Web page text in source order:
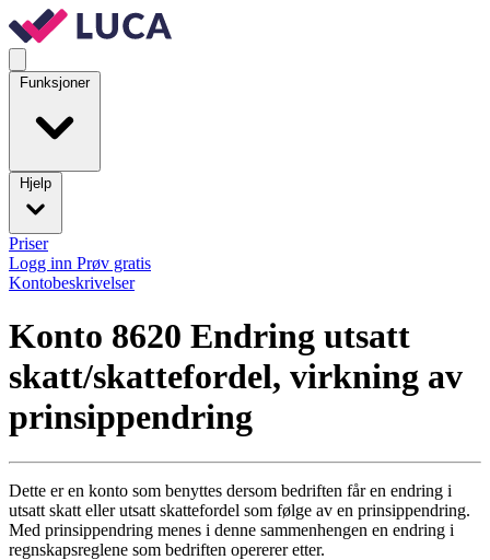
Funksjoner
Hjelp
Priser
Logg inn Prøv gratis
Kontobeskrivelser
Konto 8620 Endring utsatt
skatt/skattefordel, virkning av
prinsippendring
Dette er en konto som benyttes dersom bedriften får en endring i
utsatt skatt eller utsatt skattefordel som følge av en prinsippendring.
Med prinsippendring menes i denne sammenhengen en endring i
regnskapsreglene som bedriften opererer etter.